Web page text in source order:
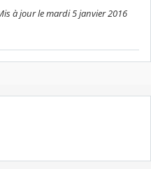
à jour le mardi 5 janvier 2016